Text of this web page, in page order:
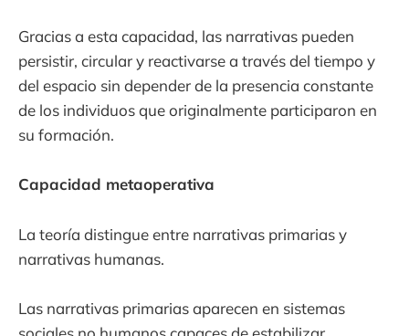
Gracias a esta capacidad, las narrativas pueden
persistir, circular y reactivarse a través del tiempo y
del espacio sin depender de la presencia constante
de los individuos que originalmente participaron en
su formación.
Capacidad metaoperativa
La teoría distingue entre narrativas primarias y
narrativas humanas.
Las narrativas primarias aparecen en sistemas